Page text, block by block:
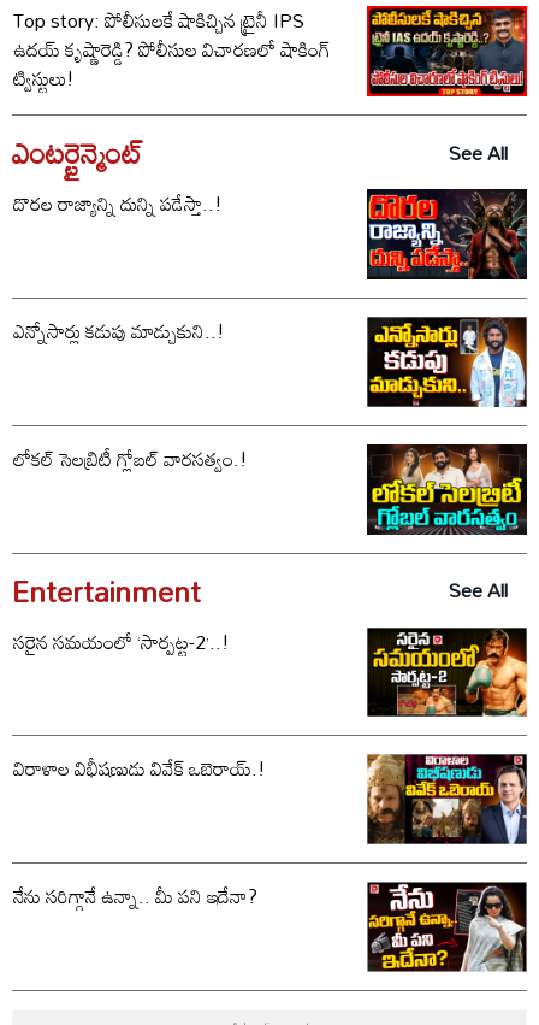
Top story: పోలీసులకే షాకిచ్చిన ట్రైనీ IPS
ఉదయ్ కృష్ణారెడ్డి? పోలీసుల విచారణలో షాకింగ్
ట్విస్టులు!
ఎంటర్టైన్మెంట్
See All
దొరల రాజ్యాన్ని దున్ని పడేస్తా..!
ఎన్నోసార్లు కడుపు మాడ్చుకుని..!
లోకల్ సెలబ్రిటీ గ్లోబల్ వారసత్వం.!
Entertainment
See All
సరైన సమయంలో ‘సార్పట్ట-2’..!
విరాళాల విభీషణుడు వివేక్ ఒబెరాయ్.!
నేను సరిగ్గానే ఉన్నా.. మీ పని ఇదేనా?